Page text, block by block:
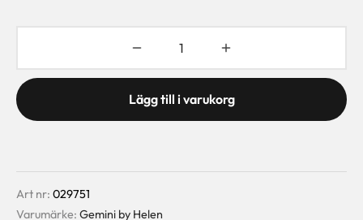
Lägg till i varukorg
Art nr: 029751
Varumärke: Gemini by Helen